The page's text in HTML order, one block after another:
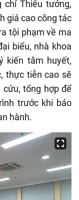
chíThiếu tướng,
giá caocông tác
tội phạm về ma
biểu, nhà khoa
kiến tâm huyết,
thực tiễn cao sẽ
cứu, tổng hợp để
trước khi báo
hành.